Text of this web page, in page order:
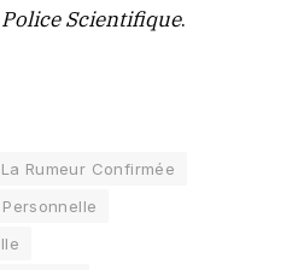
Police Scientifique.
Rumeur Confirmée